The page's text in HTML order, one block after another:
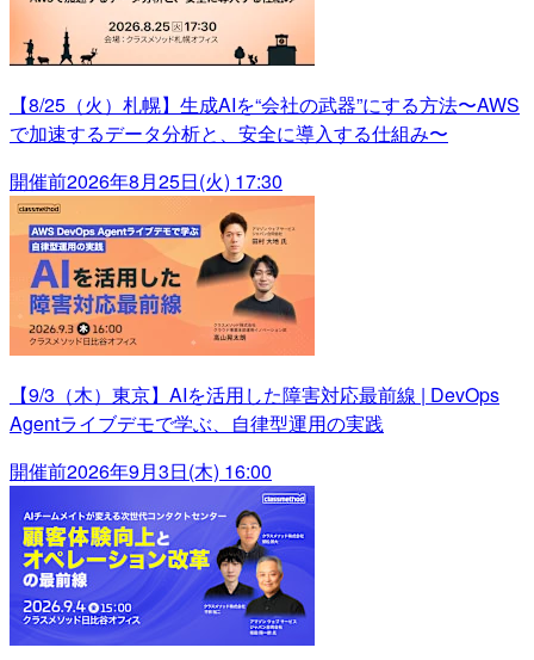
【8/25（火）札幌】生成AIを“会社の武器”にする方法〜AWS
で加速するデータ分析と、安全に導入する仕組み〜
開催前2026年8月25日(火) 17:30
【9/3（木）東京】AIを活用した障害対応最前線 | DevOps
Agentライブデモで学ぶ、自律型運用の実践
開催前2026年9月3日(木) 16:00